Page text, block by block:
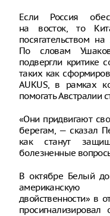
Если Россия
на восток, то
посягательством на
По словам
подвергли критике
таких как
AUKUS, в рамках
помогать Австралии
«Они придвигают
берегам, — сказал
как станут
болезненные
В октябре Белый
американскую
двойственности» в